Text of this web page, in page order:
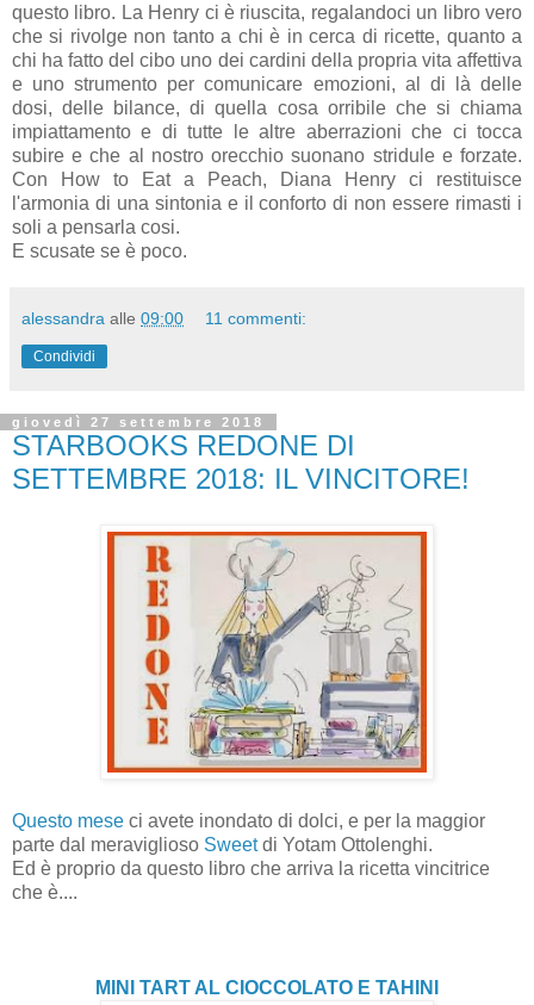
questo libro. La Henry ci è riuscita, regalandoci un libro vero
che si rivolge non tanto a chi è in cerca di ricette, quanto a
chi ha fatto del cibo uno dei cardini della propria vita affettiva
e uno strumento per comunicare emozioni, al di là delle
dosi, delle bilance, di quella cosa orribile che si chiama
impiattamento e di tutte le altre aberrazioni che ci tocca
subire e che al nostro orecchio suonano stridule e forzate.
Con How to Eat a Peach, Diana Henry ci restituisce
l'armonia di una sintonia e il conforto di non essere rimasti i
soli a pensarla cosi.
E scusate se è poco.
alessandra alle 09:00 11 commenti:
Condividi
giovedì 27 settembre 2018
STARBOOKS REDONE DI
SETTEMBRE 2018: IL VINCITORE!
Questo mese ci avete inondato di dolci, e per la maggior
parte dal meraviglioso Sweetdi Yotam Ottolenghi.
Ed è proprio da questo libro che arriva la ricetta vincitrice
che è....
MINI TART AL CIOCCOLATO E TAHINI